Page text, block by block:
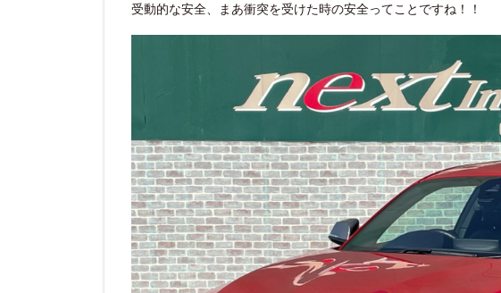
受動的な安全、まあ衝突を受けた時の安全ってことですね！！